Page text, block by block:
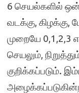
6 செயல்களில்
வடக்கு, கிழக்கு,
முறையே 0,1,2,3
செயலும்,
குறிக்கப்படும்.